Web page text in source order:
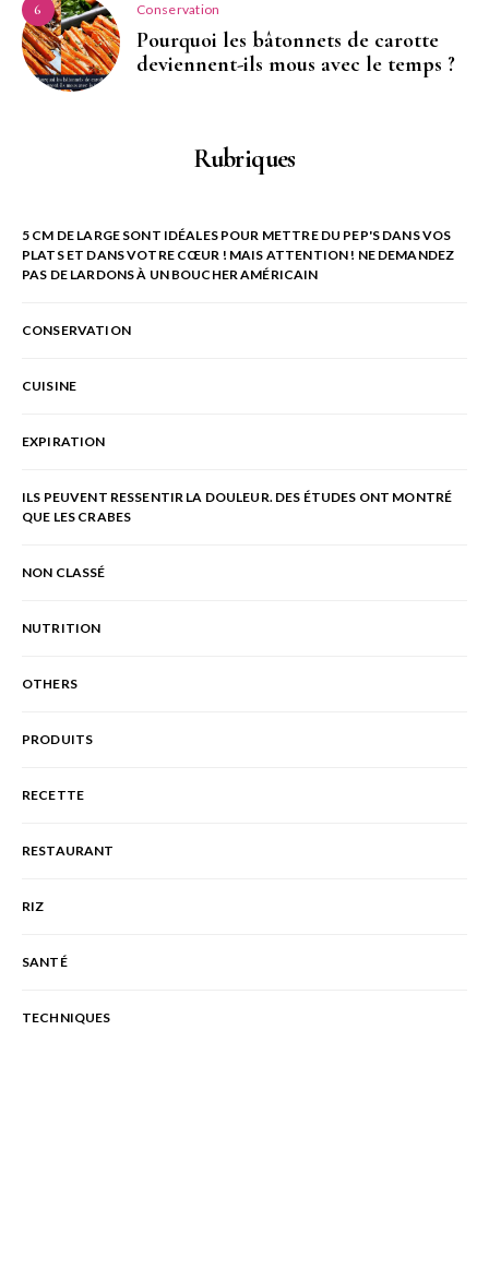
6 Conservation
Pourquoi les bâtonnets de carotte
deviennent-ils mous avec le temps ?
Rubriques
5 CM DE LARGE SONT IDÉALES POUR METTRE DU PEP'S DANS VOS
PLATS ET DANS VOTRE CŒUR ! MAIS ATTENTION ! NE DEMANDEZ
PAS DE LARDONS À UN BOUCHER AMÉRICAIN
CONSERVATION
CUISINE
EXPIRATION
ILS PEUVENT RESSENTIR LA DOULEUR. DES ÉTUDES ONT MONTRÉ
QUE LES CRABES
NON CLASSÉ
NUTRITION
OTHERS
PRODUITS
RECETTE
RESTAURANT
RIZ
SANTÉ
TECHNIQUES